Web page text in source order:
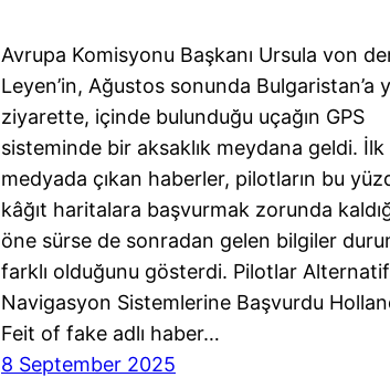
Avrupa Komisyonu Başkanı Ursula von
Leyen’in, Ağustos sonunda Bulgaristan’a
ziyarette, içinde bulunduğu uçağın GPS
sisteminde bir aksaklık meydana geldi. İlk
medyada çıkan haberler, pilotların bu
kâğıt haritalara başvurmak zorunda
öne sürse de sonradan gelen bilgiler
farklı olduğunu gösterdi. Pilotlar Alternatif
Navigasyon Sistemlerine Başvurdu
Feit of fake adlı haber…
8 September 2025